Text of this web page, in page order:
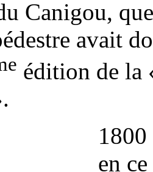
Canigou,
avait
édition de la
1800
en